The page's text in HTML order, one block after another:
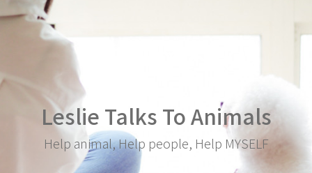
Leslie Talks To Animals
Help animal, Help people, Help MYSELF